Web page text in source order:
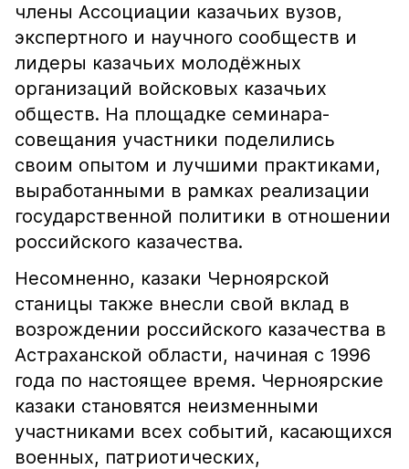
члены Ассоциации казачьих вузов,
экспертного и научного сообществ и
лидеры казачьих молодёжных
организаций войсковых казачьих
обществ. На площадке семинара-
совещания участники поделились
своим опытом и лучшими практиками,
выработанными в рамках реализации
государственной политики в отношении
российского казачества.
Несомненно, казаки Черноярской
станицы также внесли свой вклад в
возрождении российского казачества в
Астраханской области, начиная с 1996
года по настоящее время. Черноярские
казаки становятся неизменными
участниками всех событий, касающихся
военных, патриотических,